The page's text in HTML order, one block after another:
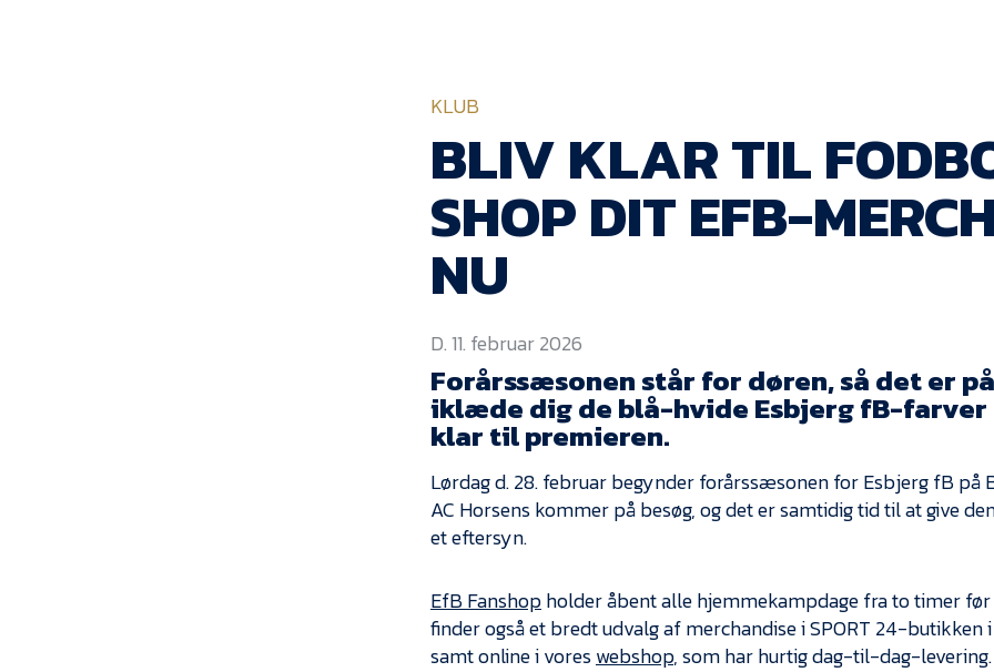
KLUB
BLIV KLAR TIL
SHOP DIT EFB-
NU
D. 11. februar 2026
Forårssæsonen står for døren, så det er
iklæde dig de blå-hvide Esbjerg fB-
klar til premieren.
Lørdag d. 28. februar begynder forårssæsonen for Esbjerg fB på
AC Horsens kommer på besøg, og det er samtidig tid til at give
et eftersyn.
EfB Fanshopholder åbent alle hjemmekampdage fra to timer
finder også et bredt udvalg af merchandise i SPORT 24-butikken
samt online i voreswebshop, som har hurtig dag-til-dag-levering.